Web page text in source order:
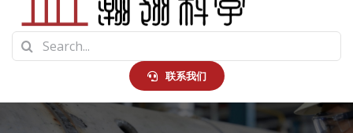
首页
产品中心
Search
for:
联系我们